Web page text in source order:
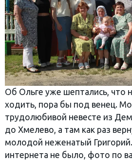
Об Ольге уже шептались, что
ходить, пора бы под венец.
трудолюбивой невесте из
до Хмелево, а там как раз
молодой неженатый
интернета не было, фото по